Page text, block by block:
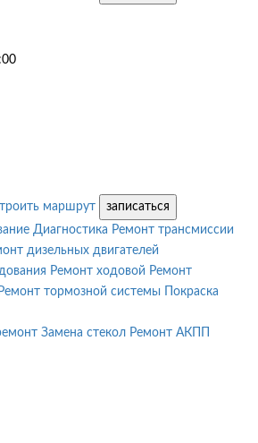
маршрут
записаться
Диагностика Ремонт трансмиссии
дизельных двигателей
Ремонт ходовой Ремонт
Ремонт тормозной системы
Покраска
Замена стекол Ремонт АКПП